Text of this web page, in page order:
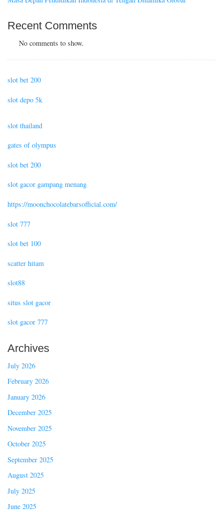
Recent Comments
No comments to show.
slot bet 200
slot depo 5k
slot thailand
gates of olympus
slot bet 200
slot gacor gampang menang
https://moonchocolatebarsofficial.com/
slot 777
slot bet 100
scatter hitam
slot88
situs slot gacor
slot gacor 777
Archives
July 2026
February 2026
January 2026
December 2025
November 2025
October 2025
September 2025
August 2025
July 2025
June 2025